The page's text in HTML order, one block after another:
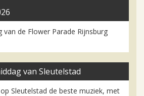
van de Flower Parade Rijnsburg
van Sleutelstad
Sleutelstad de beste muziek, met